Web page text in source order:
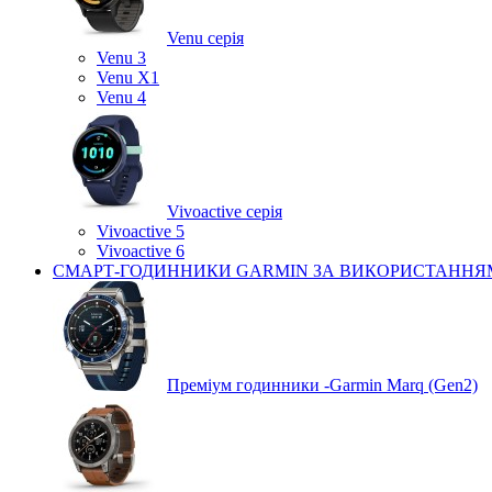
Venu серія
Venu 3
Venu X1
Venu 4
Vivoactive серія
Vivoactive 5
Vivoactive 6
СМАРТ-ГОДИННИКИ GARMIN ЗА
Преміум годинники -Garmin Marq (Gen2)